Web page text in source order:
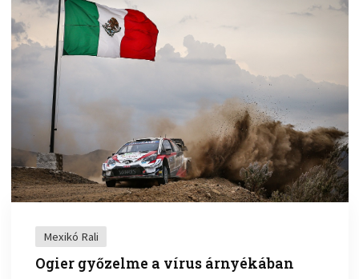
Mexikó Rali
Ogier győzelme a vírus árnyékában